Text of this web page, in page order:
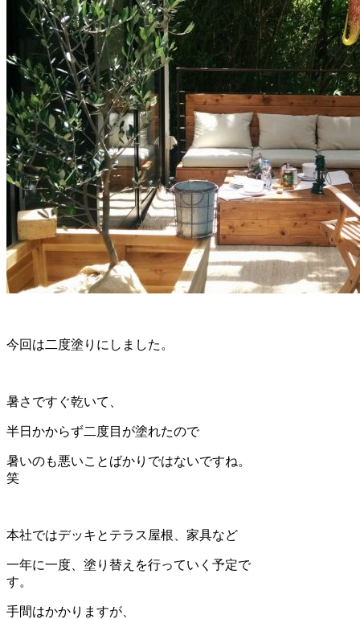
今回は二度塗りにしました。
暑さですぐ乾いて、
半日かからず二度目が塗れたので
暑いのも悪いことばかりではないですね。
笑
本社ではデッキとテラス屋根、家具など
一年に一度、塗り替えを行っていく予定で
す。
手間はかかりますが、